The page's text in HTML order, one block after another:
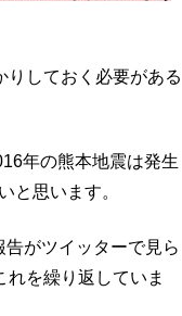
りしておく必要がある
年の熊本地震は発生
と思います。
がツイッターで見ら
を繰り返していま